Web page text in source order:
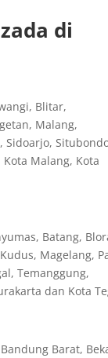
di
Blitar,
Malang,
Sidoarjo,
Malang, Kota
Batang,
Magelang,
Temanggung,
dan Kota
Barat,